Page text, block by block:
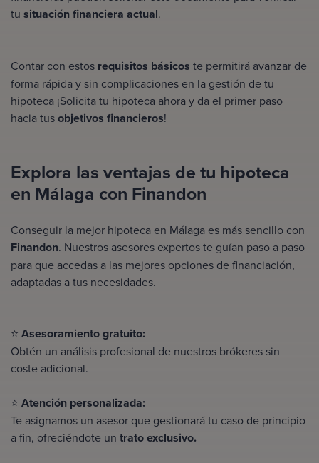
tu situación financiera actual.
Contar con estos requisitos básicos te permitirá avanzar de
forma rápida y sin complicaciones en la gestión de tu
hipoteca ¡Solicita tu hipoteca ahora y da el primer paso
hacia tusobjetivos financieros!
Explora las ventajas de tu hipoteca
en Málaga con Finandon
Conseguir la mejor hipoteca en Málaga es más sencillo con
Finandon. Nuestros asesores expertoste guían paso a paso
para que accedas a las mejores opciones de financiación,
adaptadas a tus necesidades.
⭐ Asesoramiento gratuito:
Obtén un análisis profesional de nuestros brókeres sin
coste adicional.
⭐ Atención personalizada:
Te asignamos un asesor que gestionará tu caso de principio
a fin, ofreciéndote un trato exclusivo.